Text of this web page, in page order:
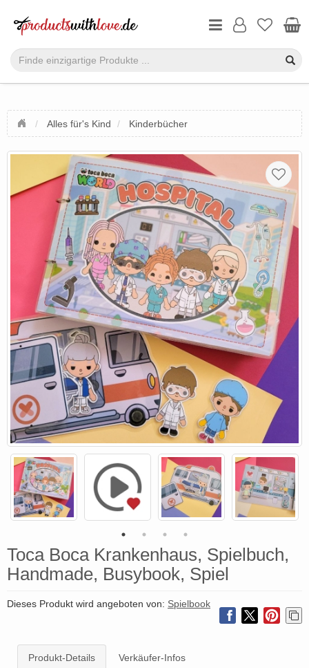
Alles für's Kind Kinderbücher
Toca Boca Krankenhaus, Spielbuch,
Handmade, Busybook, Spiel
Dieses Produkt wird angeboten von: Spielbook
Produkt-Details Verkäufer-Infos